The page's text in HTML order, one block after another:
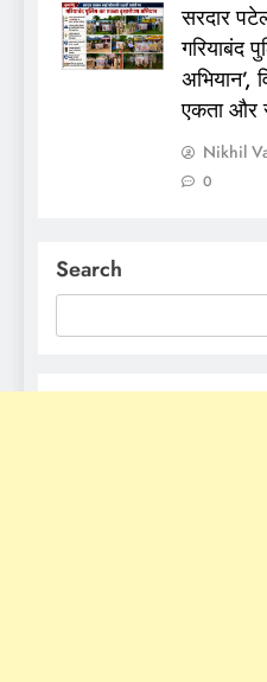
सरदार
गरियाबंद
अभियान’,
एकता और
Nikhil
0
Search